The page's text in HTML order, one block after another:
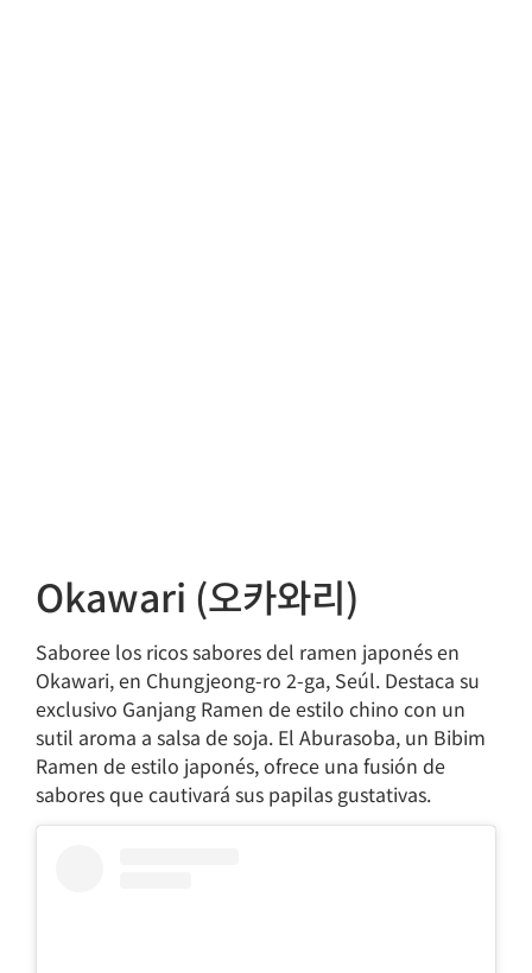
Okawari (오카와리)
Saboree los ricos sabores del ramen japonés en
Okawari, en Chungjeong-ro 2-ga, Seúl. Destaca su
exclusivo Ganjang Ramen de estilo chino con un
sutil aroma a salsa de soja. El Aburasoba, un Bibim
Ramen de estilo japonés, ofrece una fusión de
sabores que cautivará sus papilas gustativas.